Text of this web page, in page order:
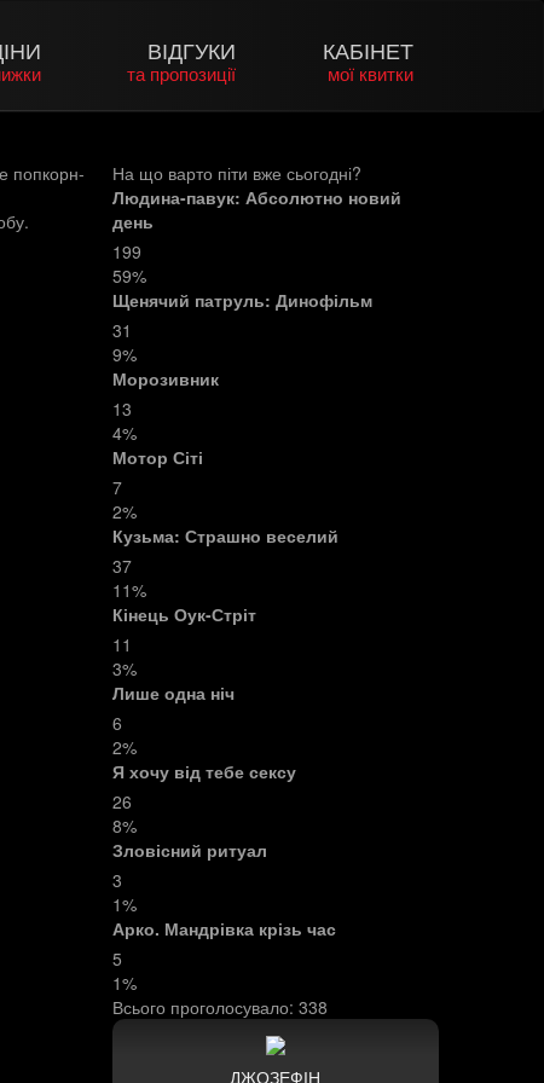
ВІДГУКИ
та пропозиції
КАБІНЕТ
мої квитки
попкорн-
На що варто піти вже сьогодні?
Людина-павук: Абсолютно новий
день
199
59%
Щенячий патруль: Динофільм
31
9%
Морозивник
13
4%
Мотор Сіті
7
2%
Кузьма: Страшно веселий
37
11%
Кінець Оук-Стріт
11
3%
Лише одна ніч
6
2%
Я хочу від тебе сексу
26
8%
Зловісний ритуал
3
1%
Арко. Мандрівка крізь час
5
1%
Всього проголосувало: 338
ДЖОЗЕФІН